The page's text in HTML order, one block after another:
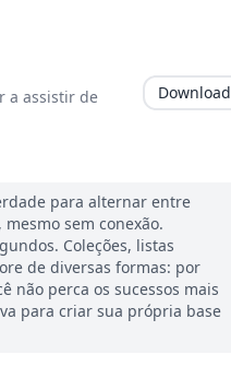
a assistir de
Download
para alternar entre
sem conexão.
Coleções, listas
de diversas formas: por
não perca os sucessos mais
para criar sua própria base